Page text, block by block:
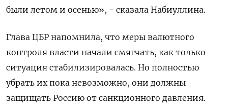
были летом и осенью», - сказала Набиуллина.
Глава ЦБР напомнила, что меры валютного
контроля власти начали смягчать, как только
ситуация стабилизировалась. Но полностью
убрать их пока невозможно, они должны
защищать Россию от санкционного давления.